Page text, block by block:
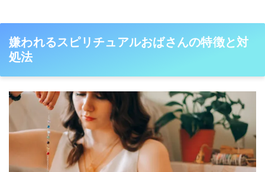
嫌われるスピリチュアルおばさんの特徴と対
処法